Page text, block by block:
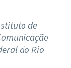
de
do Rio